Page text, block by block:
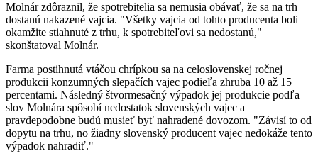
Molnár zdôraznil, že spotrebitelia sa nemusia obávať, že sa na trh
dostanú nakazené vajcia. "Všetky vajcia od tohto producenta boli
okamžite stiahnuté z trhu, k spotrebiteľovi sa nedostanú,"
skonštatoval Molnár.
Farma postihnutá vtáčou chrípkou sa na celoslovenskej ročnej
produkcii konzumných slepačích vajec podieľa zhruba 10 až 15
percentami. Následný štvormesačný výpadok jej produkcie podľa
slov Molnára spôsobí nedostatok slovenských vajec a
pravdepodobne budú musieť byť nahradené dovozom. "Závisí to od
dopytu na trhu, no žiadny slovenský producent vajec nedokáže tento
výpadok nahradiť."